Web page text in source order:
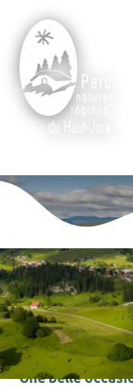
Accueil»Les
ActualitésTransition
Mai débute avec
Une belle